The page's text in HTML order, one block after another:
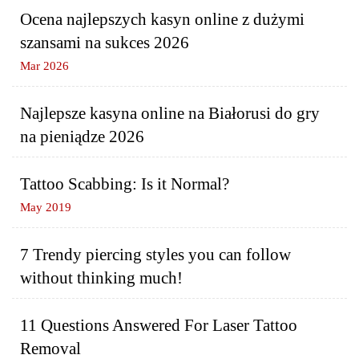
Ocena najlepszych kasyn online z dużymi
szansami na sukces 2026
Mar 2026
Najlepsze kasyna online na Białorusi do gry
na pieniądze 2026
Tattoo Scabbing: Is it Normal?
May 2019
7 Trendy piercing styles you can follow
without thinking much!
11 Questions Answered For Laser Tattoo
Removal